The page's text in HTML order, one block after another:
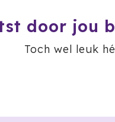
door jou
Toch wel leuk